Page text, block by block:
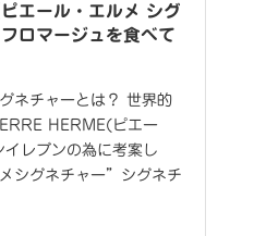
エール・エルメ シグ
ロマージュを食べて
ネチャーとは？ 世界的
HERME(ピエー
レブンの為に考案し
シグネチャー”シグネチ